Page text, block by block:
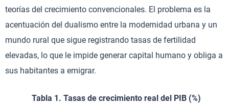
teorías del crecimiento convencionales. El problema es la
acentuación del dualismo entre la modernidad urbana y un
mundo rural que sigue registrando tasas de fertilidad
elevadas, lo que le impide generar capital humano y obliga a
sus habitantes a emigrar.
Tabla 1. Tasas de crecimiento real del PIB (%)